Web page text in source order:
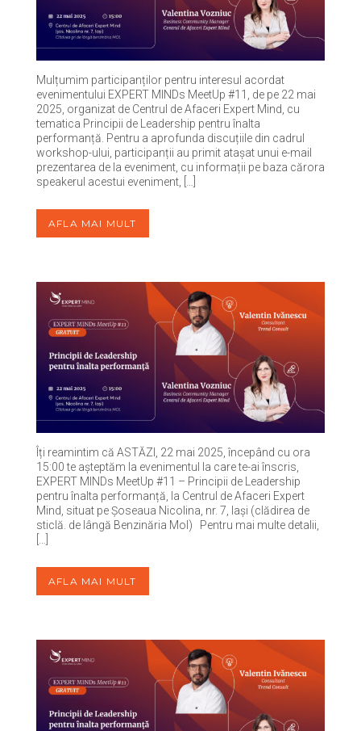
Mulțumim participanților pentru interesul acordat
evenimentului EXPERT MINDs MeetUp #11, de pe 22 mai
2025, organizat de Centrul de Afaceri Expert Mind, cu
tematica Principii de Leadership pentru înalta
performanță. Pentru a aprofunda discuțiile din cadrul
workshop-ului, participanții au primit atașat unui e-mail
prezentarea de la eveniment, cu informații pe baza cărora
speakerul acestui eveniment, […]
AFLA MAI MULT
Îți reamintim că ASTĂZI, 22 mai 2025, începând cu ora
15:00 te așteptăm la evenimentul la care te-ai înscris,
EXPERT MINDs MeetUp #11 – Principii de Leadership
pentru înalta performanță, la Centrul de Afaceri Expert
Mind, situat pe Șoseaua Nicolina, nr. 7, Iași (clădirea de
sticlă. de lângă Benzinăria Mol) Pentru mai multe detalii,
[…]
AFLA MAI MULT